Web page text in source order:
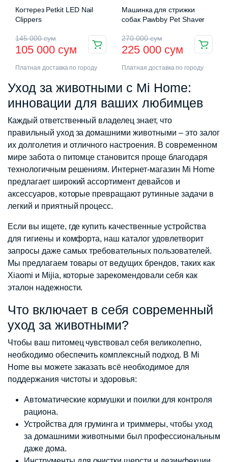
Когтерез Petkit LED Nail
Clippers
145 000сум
Первоначальная
цена
составляла
145
000 сум.
105 000 сум
Текущая
цена:
105
000 сум.
Платная доставка по городу
Машинка для стрижки
собак Pawbby Pet Shaver
270 000сум
Первоначальная
цена
составляла
270
000 сум.
225 000 сум
Текущая
цена:
225
000 сум.
Платная доставка по городу
Уход за животными с Mi Home:
инновации для ваших любимцев
Каждый ответственный владелец знает, что
правильный уход за домашними животными – это залог
их долголетия и отличного настроения. В современном
мире забота о питомце становится проще благодаря
технологичным решениям. Интернет-магазин Mi Home
предлагает широкий ассортимент девайсов и
аксессуаров, которые превращают рутинные задачи в
легкий и приятный процесс.
Если вы ищете, где купить качественные устройства
для гигиены и комфорта, наш каталог удовлетворит
запросы даже самых требовательных пользователей.
Мы предлагаем товары от ведущих брендов, таких как
Xiaomi и Mijia, которые зарекомендовали себя как
эталон надежности.
Что включает в себя современный
уход за животными?
Чтобы ваш питомец чувствовал себя великолепно,
необходимо обеспечить комплексный подход. В Mi
Home вы можете заказать всё необходимое для
поддержания чистоты и здоровья:
Автоматические кормушки и поилки для контроля
рациона.
Устройства для груминга и триммеры, чтобы уход
за домашними животными был профессиональным
даже дома.